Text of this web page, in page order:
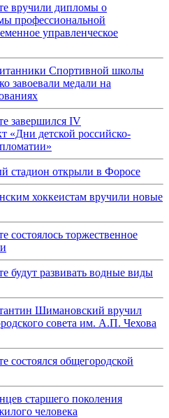
вручили дипломы о
профессиональной
управленческое
Спортивной школы
завоевали медали на
завершился IV
«Дни детской российско-
стадион открыли в Форосе
хоккеистам вручили новые
состоялось торжественное
будут развивать водные виды
Шимановский вручил
совета им. А.П. Чехова
состоялся общегородской
старшего поколения
человека